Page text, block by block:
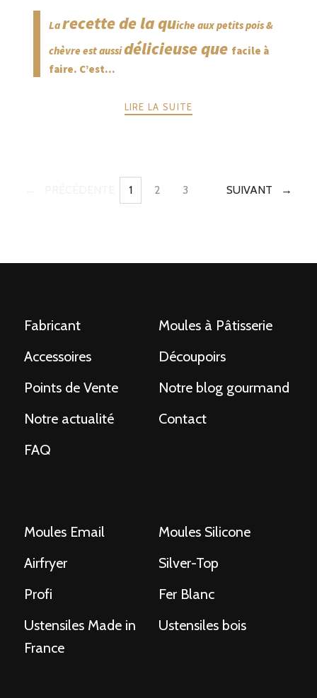
Larecette de la quiche aux petits pois &
chèvre est aussidélicieuse que facile à
faire. C’est...
LIRE LA SUITE
PAGE
1 PAGE
2 3 SUIVANT
Fabricant
Moules à Pâtisserie
Accessoires
Découpoirs
Points de Vente
Notre blog gourmand
Notre actualité
Contact
FAQ
Moules Email
Moules Silicone
Airfryer
Silver-Top
Profi
Fer Blanc
Ustensiles Made in
France
Ustensiles bois